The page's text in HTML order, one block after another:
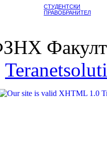
СТУДЕНТСКИ
ПРАВОБРАНИТЕЛ